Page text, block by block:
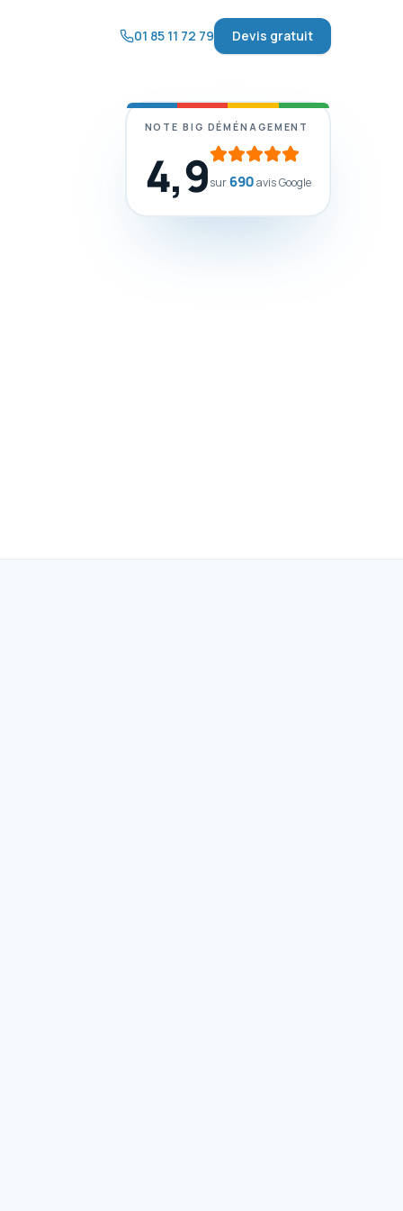
01 85 11 72 79 Devis gratuit
NOTE BIG DÉMÉNAGEMENT
4,9sur690avis Google